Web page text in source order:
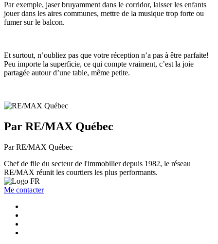
Par exemple, jaser bruyamment dans le corridor, laisser les enfants
jouer dans les aires communes, mettre de la musique trop forte ou
fumer sur le balcon.
Et surtout, n’oubliez pas que votre réception n’a pas à être parfaite!
Peu importe la superficie, ce qui compte vraiment, c’est la joie
partagée autour d’une table, même petite.
Par RE/MAX Québec
Par RE/MAX Québec
Chef de file du secteur de l'immobilier depuis 1982, le réseau
RE/MAX réunit les courtiers les plus performants.
Me contacter